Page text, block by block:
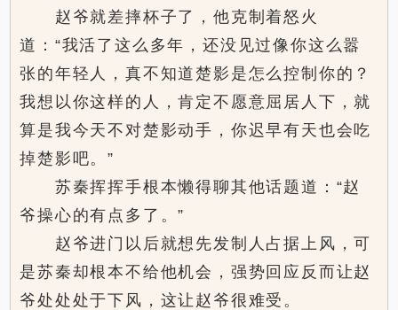
赵爷就差摔杯子了，他克制着怒火
道：“我活了这么多年，还没见过像你这么嚣
张的年轻人，真不知道楚影是怎么控制你的？
我想以你这样的人，肯定不愿意屈居人下，就
算是我今天不对楚影动手，你迟早有天也会吃
掉楚影吧。”
苏秦挥挥手根本懒得聊其他话题道：“赵
爷操心的有点多了。”
赵爷进门以后就想先发制人占据上风，可
是苏秦却根本不给他机会，强势回应反而让赵
爷处处处于下风，这让赵爷很难受。